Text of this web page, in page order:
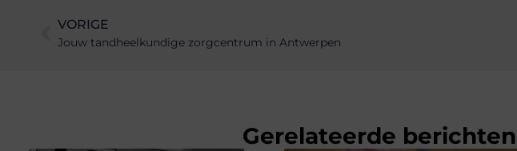
VORIGE
Jouw tandheelkundige zorgcentrum in Antwerpen
Gerelateerde berichten